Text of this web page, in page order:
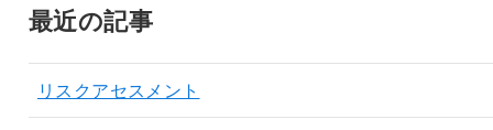
最近の記事
リスクアセスメント